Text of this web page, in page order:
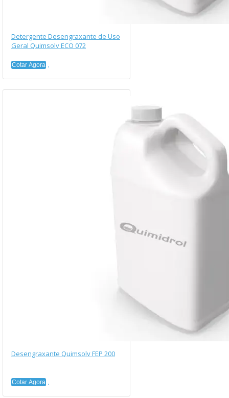
Detergente Desengraxante de Uso
Geral Quimsolv ECO 072
Cotar Agora
Desengraxante Quimsolv FEP 200
Cotar Agora